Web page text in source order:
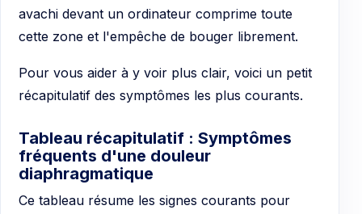
avachi devant un ordinateur comprime toute
cette zone et l'empêche de bouger librement.
Pour vous aider à y voir plus clair, voici un petit
récapitulatif des symptômes les plus courants.
Tableau récapitulatif : Symptômes
fréquents d'une douleur
diaphragmatique
Ce tableau résume les signes courants pour